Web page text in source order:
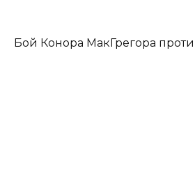
Бой Конора МакГрегора